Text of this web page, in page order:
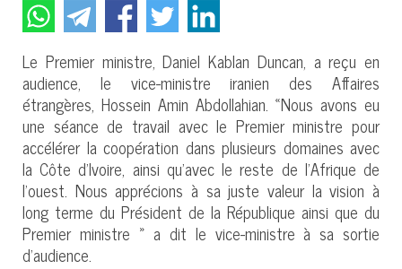
Le Premier ministre, Daniel Kablan Duncan, a reçu en
audience, le vice-ministre iranien des Affaires
étrangères, Hossein Amin Abdollahian. «Nous avons eu
une séance de travail avec le Premier ministre pour
accélérer la coopération dans plusieurs domaines avec
la Côte d’Ivoire, ainsi qu’avec le reste de l’Afrique de
l’ouest. Nous apprécions à sa juste valeur la vision à
long terme du Président de la République ainsi que du
Premier ministre » a dit le vice-ministre à sa sortie
d’audience.